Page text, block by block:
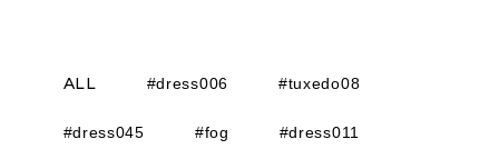
ALL #dress006 #tuxedo08
#dress045 #fog #dress011